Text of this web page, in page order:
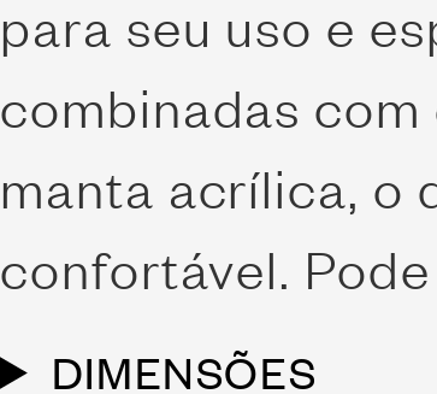
para seu uso e
combinadas
manta acrílica, o
confortável.
DIMENSÕES